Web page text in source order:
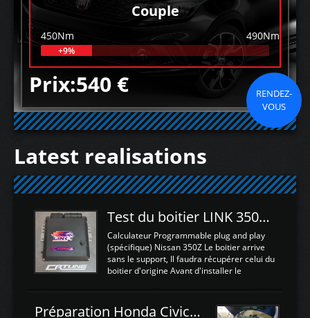
Couple
450Nm 490Nm
+9%
Prix:540 €
RENDEZ-
VOUS
Latest realisations
Test du boitier LINK 350Z Plugin ECU
Calculateur Programmable plug and play
(spécifique) Nissan 350Z Le boitier arrive
sans le support, Il faudra récupérer celui du
boitier d'origine Avant d'installer le
d'envoyer l'information de la large bande
Préparation Honda Civic Type R FK2